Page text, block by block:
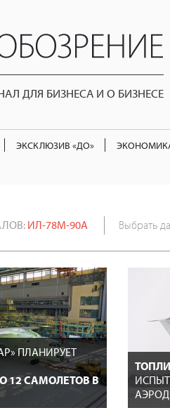
ДЛЯ БИЗНЕСА И О БИЗНЕСЕ
ЭКСКЛЮЗИВ «ДО»
ИЛ-78М-90А Выбрать
ПЛАНИРУЕТ
12 САМОЛЕТОВ В